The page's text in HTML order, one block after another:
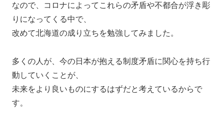
なので、コロナによってこれらの矛盾や不都合が浮き彫
りになってくる中で、
改めて北海道の成り立ちを勉強してみました。
多くの人が、今の日本が抱える制度矛盾に関心を持ち行
動していくことが、
未来をより良いものにするはずだと考えているからで
す。